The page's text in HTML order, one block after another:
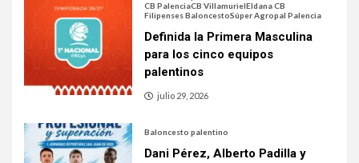
CB PalenciaCB VillamurielEldana CB
Filipenses BaloncestoSúper Agropal Palencia
Definida la Primera Masculina
para los cinco equipos
palentinos
julio 29, 2026
Baloncesto palentino
Dani Pérez, Alberto Padilla y